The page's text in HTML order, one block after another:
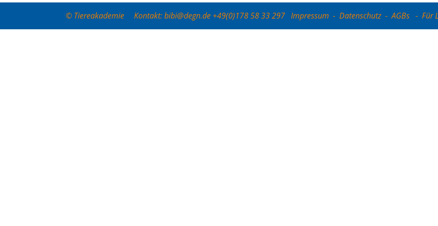
© Tiereakademie Kontakt: bibi@degn.de +49(0)178 58 33 297Impressum -Datenschutz -AGBs -Für